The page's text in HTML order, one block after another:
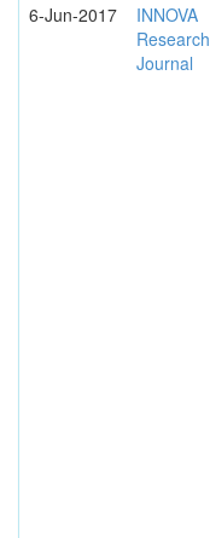
6-Jun-2017
INNOVA
Research
Journal